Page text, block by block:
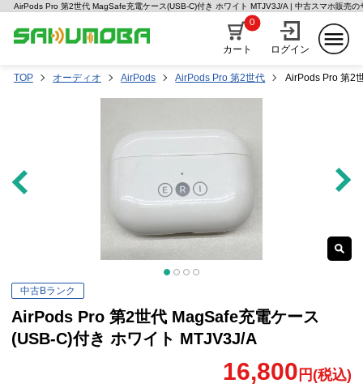
AirPods Pro 第2世代 MagSafe充電ケース(USB-C)付き ホワイト MTJV3J/A | 中古スマホ販売の
カート
0
ログイン
TOP オーディオ AirPods AirPods Pro 第2世代 AirPods Pro 第2
中古Bランク
AirPods Pro 第2世代 MagSafe充電ケース
(USB-C)付き ホワイト MTJV3J/A
16,800 円(税込)